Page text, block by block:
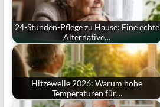
24-Stunden-Pflege zu Hause: Eine echte
Alternative…
Hitzewelle 2026: Warum hohe
Temperaturen für…